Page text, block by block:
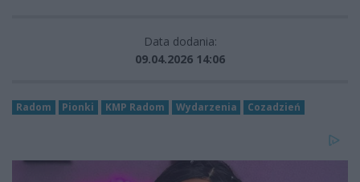
Data dodania:
09.04.2026 14:06
Radom Pionki KMP Radom Wydarzenia Cozadzień